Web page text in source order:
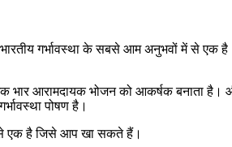
गर्भावस्था के सबसे आम अनुभवों में से एक
आरामदायक भोजन को आकर्षक बनाता है। और
पोषण है।
से एक है जिसे आप खा सकते हैं।